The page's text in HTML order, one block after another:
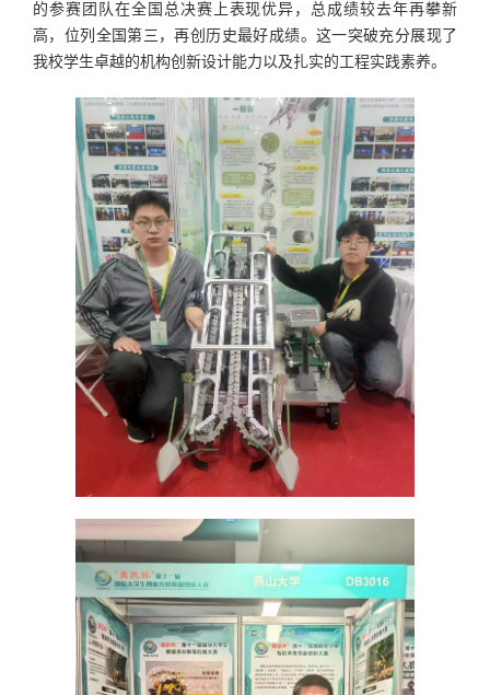
的参赛团队在全国总决赛上表现优异，总成绩较去年再攀新
高，位列全国第三，再创历史最好成绩。这一突破充分展现了
我校学生卓越的机构创新设计能力以及扎实的工程实践素养。